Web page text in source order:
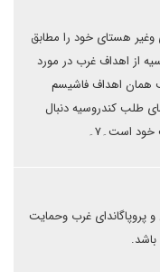
هستای خود را مطابق
از اهداف غرب در مورد
همان اهداف فاشیسم
طلب کندروسیه دنبال
است۔۷۔
پروپاگاندای غرب وحمایت